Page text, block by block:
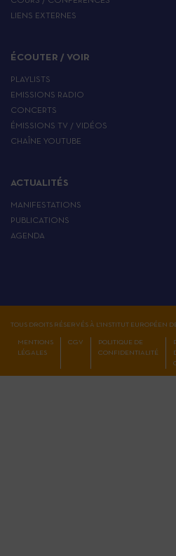
LIENS EXTERNES
ÉCOUTER / VOIR
PLAYLISTS
EMISSIONS RADIO
CONCERTS
ÉMISSIONS TV / VIDÉOS
CHAÎNE YOUTUBE
ACTUALITÉS
MANIFESTATIONS
PUBLICATIONS
AGENDA
TOUS DROITS RÉSERVÉS À L'INSTITUT EUROPÉEN
MENTIONS
LÉGALES
CGV
POLITIQUE DE
CONFIDENTIALITÉ